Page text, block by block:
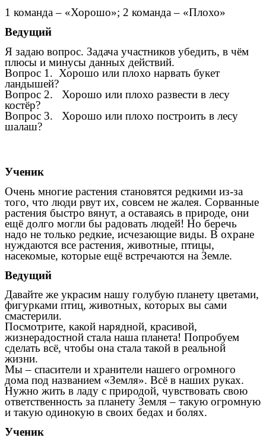
1 команда – «Хорошо»; 2 команда – «Плохо»
Ведущий
Я задаю вопрос. Задача участников убедить, в чём
плюсы и минусы данных действий.
Вопрос 1. Хорошо или плохо нарвать букет
ландышей?
Вопрос 2. Хорошо или плохо развести в лесу
костёр?
Вопрос 3. Хорошо или плохо построить в лесу
шалаш?
Ученик
Очень многие растения становятся редкими из-за
того, что люди рвут их, совсем не жалея. Сорванные
растения быстро вянут, а оставаясь в природе, они
ещё долго могли бы радовать людей! Но беречь
надо не только редкие, исчезающие виды. В охране
нуждаются все растения, животные, птицы,
насекомые, которые ещё встречаются на Земле.
Ведущий
Давайте же украсим нашу голубую планету цветами,
фигурками птиц, животных, которых вы сами
смастерили.
Посмотрите, какой нарядной, красивой,
жизнерадостной стала наша планета! Попробуем
сделать всё, чтобы она стала такой в реальной
жизни.
Мы – спасители и хранители нашего огромного
дома под названием «Земля». Всё в наших руках.
Нужно жить в ладу с природой, чувствовать свою
ответственность за планету Земля – такую огромную
и такую одинокую в своих бедах и болях.
Ученик